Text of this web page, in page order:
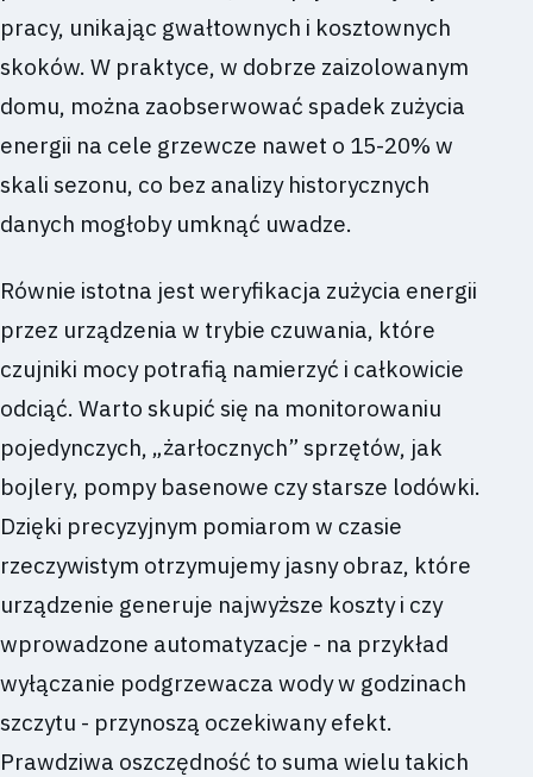
pracy, unikając gwałtownych i kosztownych
skoków. W praktyce, w dobrze zaizolowanym
domu, można zaobserwować spadek zużycia
energii na cele grzewcze nawet o 15-20% w
skali sezonu, co bez analizy historycznych
danych mogłoby umknąć uwadze.
Równie istotna jest weryfikacja zużycia energii
przez urządzenia w trybie czuwania, które
czujniki mocy potrafią namierzyć i całkowicie
odciąć. Warto skupić się na monitorowaniu
pojedynczych, „żarłocznych” sprzętów, jak
bojlery, pompy basenowe czy starsze lodówki.
Dzięki precyzyjnym pomiarom w czasie
rzeczywistym otrzymujemy jasny obraz, które
urządzenie generuje najwyższe koszty i czy
wprowadzone automatyzacje - na przykład
wyłączanie podgrzewacza wody w godzinach
szczytu - przynoszą oczekiwany efekt.
Prawdziwa oszczędność to suma wielu takich